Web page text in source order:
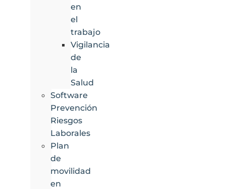
en
el
trabajo
Vigilancia
de
la
Salud
Software
Prevención
Riesgos
Laborales
Plan
de
movilidad
en